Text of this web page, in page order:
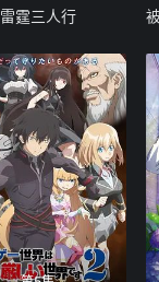
雷霆三人行